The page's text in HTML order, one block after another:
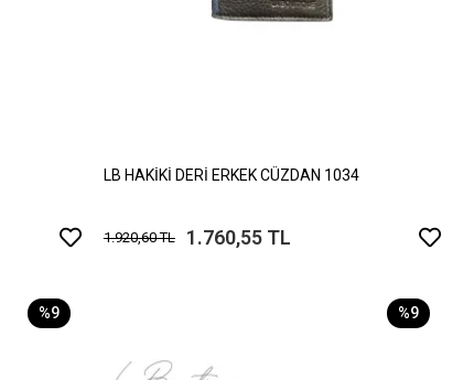
LB HAKİKİ DERİ ERKEK CÜZDAN 1034
1.920,60 TL 1.760,55 TL
%9 %9